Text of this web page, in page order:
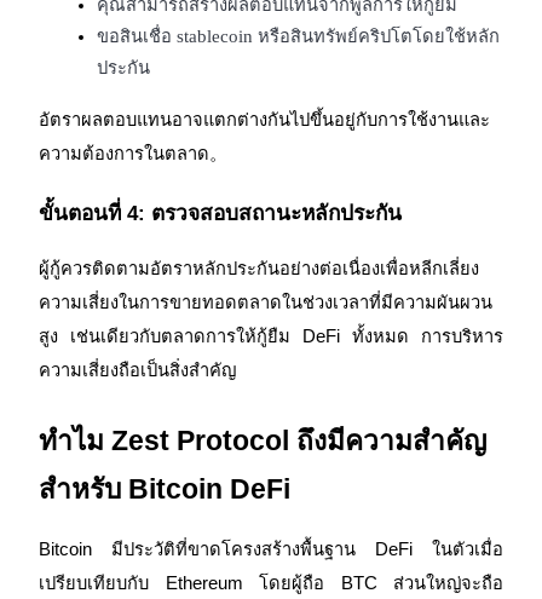
BTC Flexible Staking | Daily Rewards
กิจกรรมเพิ่มเติม
รับรางวัลและสิทธิพิเศษสุดพิเศษ
เข้าสู่ระบบ ลงชื่อ
คุณสามารถสร้างผลตอบแทนจากพูลการให้กู้ยืม
ขอสินเชื่อ stablecoin หรือสินทรัพย์คริปโตโดยใช้หลัก
ประกัน
อัตราผลตอบแทนอาจแตกต่างกันไปขึ้นอยู่กับการใช้งานและ
ความต้องการในตลาด。
ขั้นตอนที่ 4: ตรวจสอบสถานะหลักประกัน
ผู้กู้ควรติดตามอัตราหลักประกันอย่างต่อเนื่องเพื่อหลีกเลี่ยง
ความเสี่ยงในการขายทอดตลาดในช่วงเวลาที่มีความผันผวน
สูง เช่นเดียวกับตลาดการให้กู้ยืม DeFi ทั้งหมด การบริหาร
ความเสี่ยงถือเป็นสิ่งสำคัญ
ทำไม Zest Protocol ถึงมีความสำคัญ
สำหรับ Bitcoin DeFi
Bitcoin มีประวัติที่ขาดโครงสร้างพื้นฐาน DeFi ในตัวเมื่อ
เปรียบเทียบกับ Ethereum โดยผู้ถือ BTC ส่วนใหญ่จะถือ